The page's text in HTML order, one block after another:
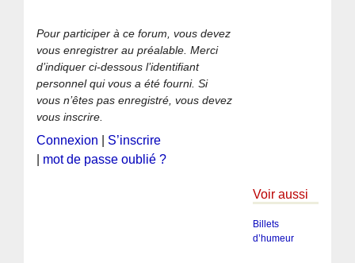
Pour participer à ce forum, vous devez
vous enregistrer au préalable. Merci
d’indiquer ci-dessous l’identifiant
personnel qui vous a été fourni. Si
vous n’êtes pas enregistré, vous devez
vous inscrire.
Connexion
S’inscrire
mot de passe oublié ?
Voir aussi
Billets
d’humeur